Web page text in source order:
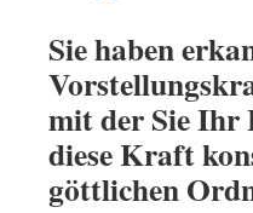
Sie haben
mit der Sie Ihr
diese Kraft
göttlichen